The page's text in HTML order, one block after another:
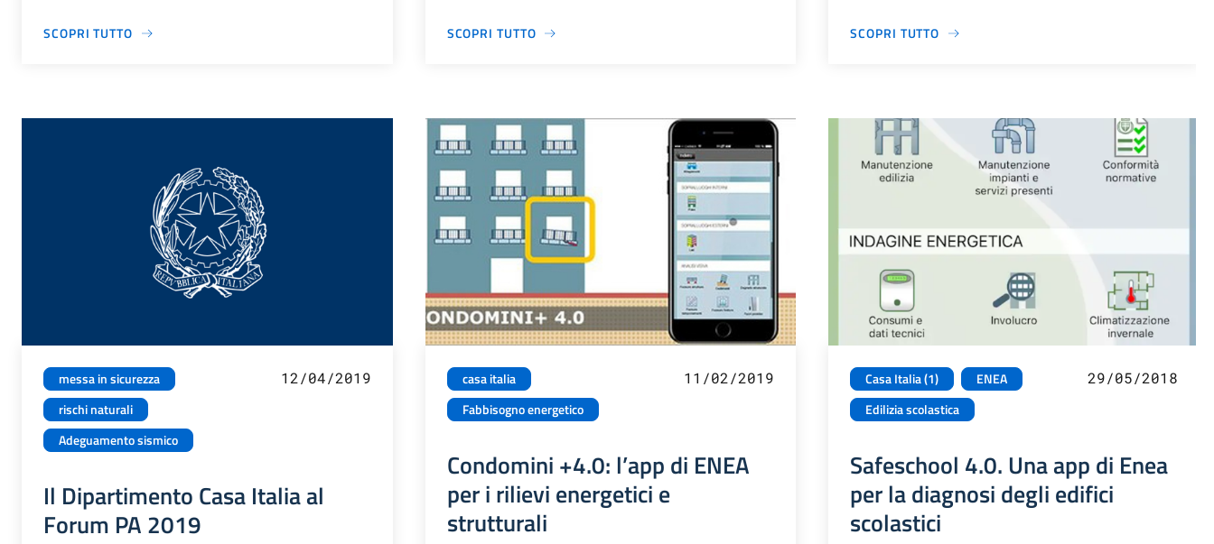
SCOPRI TUTTO SCOPRI TUTTO SCOPRI TUTTO
messa in sicurezza
rischi naturali
Adeguamento sismico
12/04/2019
Il Dipartimento Casa Italia al
Forum PA 2019
casa italia
Fabbisogno energetico
11/02/2019
Condomini +4.0: l’app di ENEA
per i rilievi energetici e
strutturali
Casa Italia (1)
ENEA
Edilizia scolastica
29/05/2018
Safeschool 4.0. Una app di Enea
per la diagnosi degli edifici
scolastici